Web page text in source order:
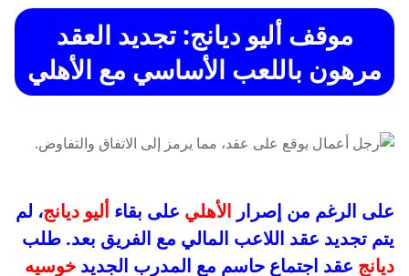
موقف أليو ديانج: تجديد العقد
مرهون باللعب الأساسي مع الأهلي
على الرغم من إصرار الأهلي على بقاء أليو ديانج، لم
يتم تجديد عقد اللاعب المالي مع الفريق بعد. طلب
ديانج عقد اجتماع حاسم مع المدرب الجديد خوسيه